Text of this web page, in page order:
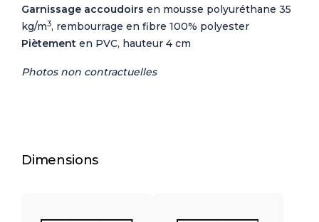
Garnissage accoudoirs en mousse polyuréthane 35
kg/m3, rembourrage en fibre 100% polyester
Piètement en PVC, hauteur 4 cm
Photos non contractuelles
Dimensions